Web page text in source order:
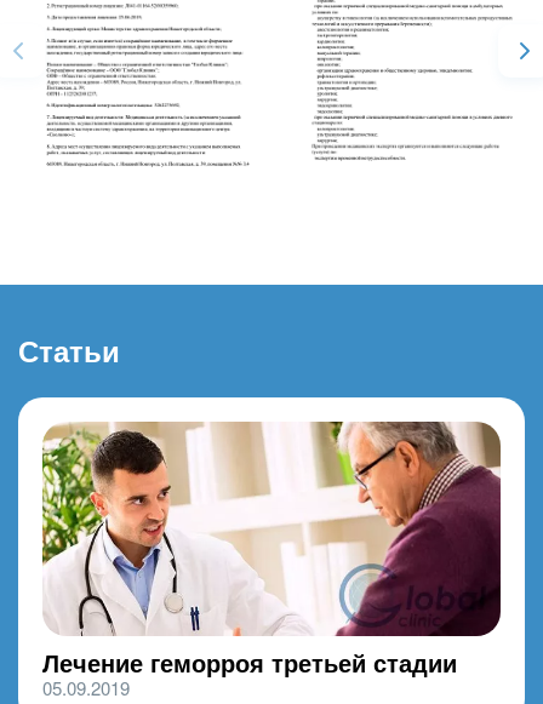
Статьи
Лечение геморроя третьей стадии
05.09.2019